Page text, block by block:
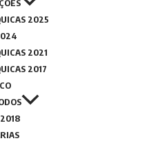
2025
2021
2017